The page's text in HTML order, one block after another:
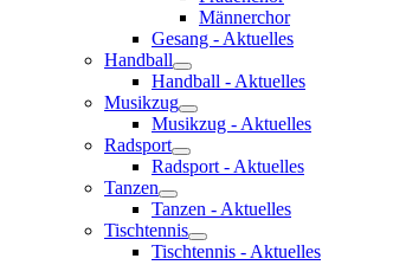
Männerchor
Gesang - Aktuelles
Handball
Handball - Aktuelles
Musikzug
Musikzug - Aktuelles
Radsport
Radsport - Aktuelles
Tanzen
Tanzen - Aktuelles
Tischtennis
Tischtennis - Aktuelles